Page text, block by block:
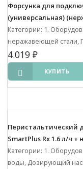
Форсунка для
(универсальная)
Категории: 1.
неражавеющей стали,
4.019 ₽
КУПИТЬ
Перистальтический
SmartPlus Rx 1.6 л/ч +
Категории: 1.
воды, Дозирующий